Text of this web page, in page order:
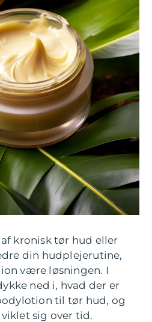
kronisk tør hud eller
din hudplejerutine,
være løsningen. I
ned i, hvad der er
til tør hud, og
sig over tid.